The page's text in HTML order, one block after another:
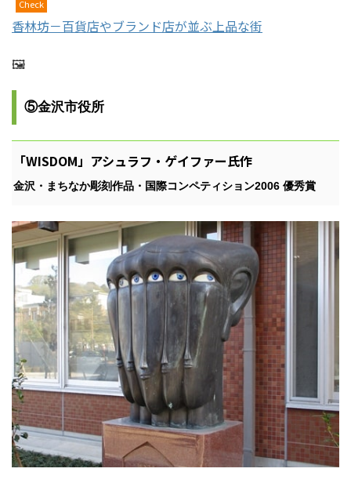
Check
香林坊－百貨店やブランド店が並ぶ上品な街
🖼
⑤金沢市役所
「WISDOM」アシュラフ・ゲイファー氏作
金沢・まちなか彫刻作品・国際コンペティション2006 優秀賞